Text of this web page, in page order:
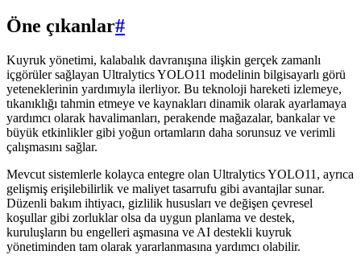
Öne çıkanlar#
Kuyruk yönetimi, kalabalık davranışına ilişkin gerçek zamanlı
içgörüler sağlayan Ultralytics YOLO11 modelinin bilgisayarlı görü
yeteneklerinin yardımıyla ilerliyor. Bu teknoloji hareketi izlemeye,
tıkanıklığı tahmin etmeye ve kaynakları dinamik olarak ayarlamaya
yardımcı olarak havalimanları, perakende mağazalar, bankalar ve
büyük etkinlikler gibi yoğun ortamların daha sorunsuz ve verimli
çalışmasını sağlar.
Mevcut sistemlerle kolayca entegre olan Ultralytics YOLO11, ayrıca
gelişmiş erişilebilirlik ve maliyet tasarrufu gibi avantajlar sunar.
Düzenli bakım ihtiyacı, gizlilik hususları ve değişen çevresel
koşullar gibi zorluklar olsa da uygun planlama ve destek,
kuruluşların bu engelleri aşmasına ve AI destekli kuyruk
yönetiminden tam olarak yararlanmasına yardımcı olabilir.